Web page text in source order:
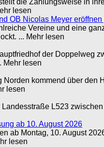
lesen
OB Nicolas Meyer
Vereine und eine
... Mehr lesen
der Doppelweg
Mehr lesen
kommend über den
lesen
L523
ab 10. August 2026
ab Montag, 10. August
lesen